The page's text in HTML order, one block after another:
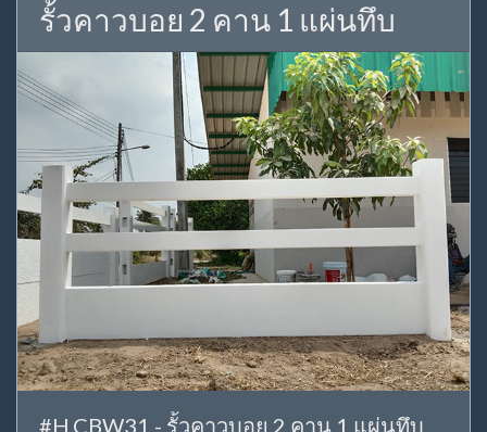
รั้วคาวบอย 2 คาน 1 แผ่นทึบ
#H.CBW31 - รั้วคาวบอย 2 คาน 1 แผ่นทึบ